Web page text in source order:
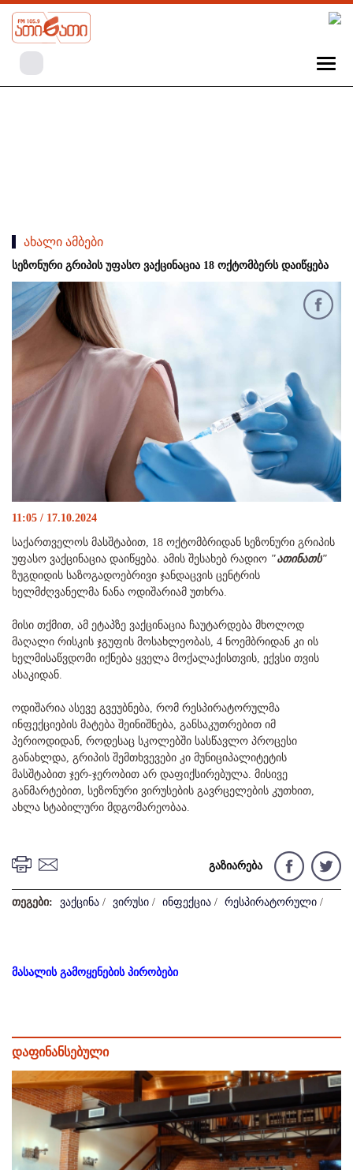
ახალი ამბები
სეზონური გრიპის უფასო ვაქცინაცია 18 ოქტომბერს დაიწყება
11:05 / 17.10.2024
საქართველოს მასშტაბით, 18 ოქტომბრიდან სეზონური გრიპის
უფასო ვაქცინაცია დაიწყება. ამის შესახებ რადიო "ათინათს"
ზუგდიდის საზოგადოებრივი ჯანდაცვის ცენტრის
ხელმძღვანელმა ნანა ოდიშარიამ უთხრა.
მისი თქმით, ამ ეტაპზე ვაქცინაცია ჩაუტარდება მხოლოდ
მაღალი რისკის ჯგუფის მოსახლეობას, 4 ნოემბრიდან კი ის
ხელმისაწვდომი იქნება ყველა მოქალაქისთვის, ექვსი თვის
ასაკიდან.
ოდიშარია ასევე გვეუბნება, რომ რესპირატორულმა
ინფექციების მატება შეინიშნება, განსაკუთრებით იმ
პერიოდიდან, როდესაც სკოლებში სასწავლო პროცესი
განახლდა, გრიპის შემთხვევები კი მუნიციპალიტეტის
მასშტაბით ჯერ-ჯერობით არ დაფიქსირებულა. მისივე
განმარტებით, სეზონური ვირუსების გავრცელების კუთხით,
ახლა სტაბილური მდგომარეობაა.
გაზიარება
თეგები: ვაქცინა / ვირუსი / ინფექცია / რესპირატორული /
მასალის გამოყენების პირობები
დაფინანსებული